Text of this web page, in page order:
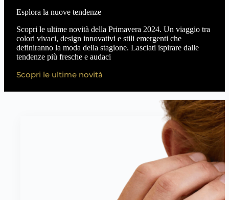
Esplora la nuove tendenze
Scopri le ultime novità della Primavera 2024. Un viaggio tra
colori vivaci, design innovativi e stili emergenti che
definiranno la moda della stagione. Lasciati ispirare dalle
tendenze più fresche e audaci
Scopri le ultime novità